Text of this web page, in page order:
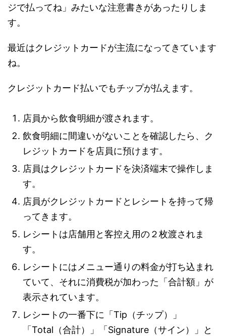
ジで払ってね」みたいな注意書きがあったりしま
す。
最近はクレジットカードが主流になってきています
ね。
クレジットカード払いでもチップが払えます。
店員から飲食明細が渡されます。
飲食明細に間違いがないことを確認したら、ク
レジットカードを店員に預けます。
店員はクレジットカードを決済端末で操作しま
す。
店員がクレジットカードとレシートを持って帰
ってきます。
レシートは店舗用と客控え用の２枚渡されま
す。
レシートにはメニュー通りの料金が打ち込まれ
ていて、それに消費税が加わった「合計額」が
表示されています。
レシートの一番下に「Tip（チップ）」
「Total（合計）」「Signature（サイン）」と